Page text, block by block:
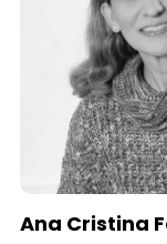
Ana Cristina